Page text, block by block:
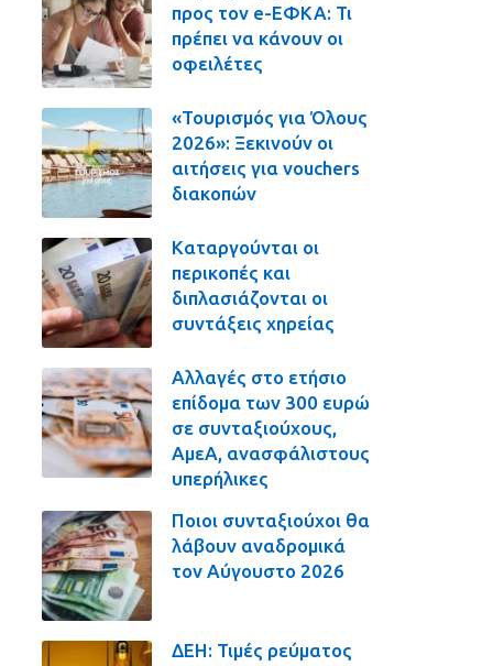
προς τον e-ΕΦΚΑ: Τι
πρέπει να κάνουν οι
οφειλέτες
«Τουρισμός για Όλους
2026»: Ξεκινούν οι
αιτήσεις για vouchers
διακοπών
Καταργούνται οι
περικοπές και
διπλασιάζονται οι
συντάξεις χηρείας
Αλλαγές στο ετήσιο
επίδομα των 300 ευρώ
σε συνταξιούχους,
ΑμεΑ, ανασφάλιστους
υπερήλικες
Ποιοι συνταξιούχοι θα
λάβουν αναδρομικά
τον Αύγουστο 2026
ΔΕΗ: Τιμές ρεύματος